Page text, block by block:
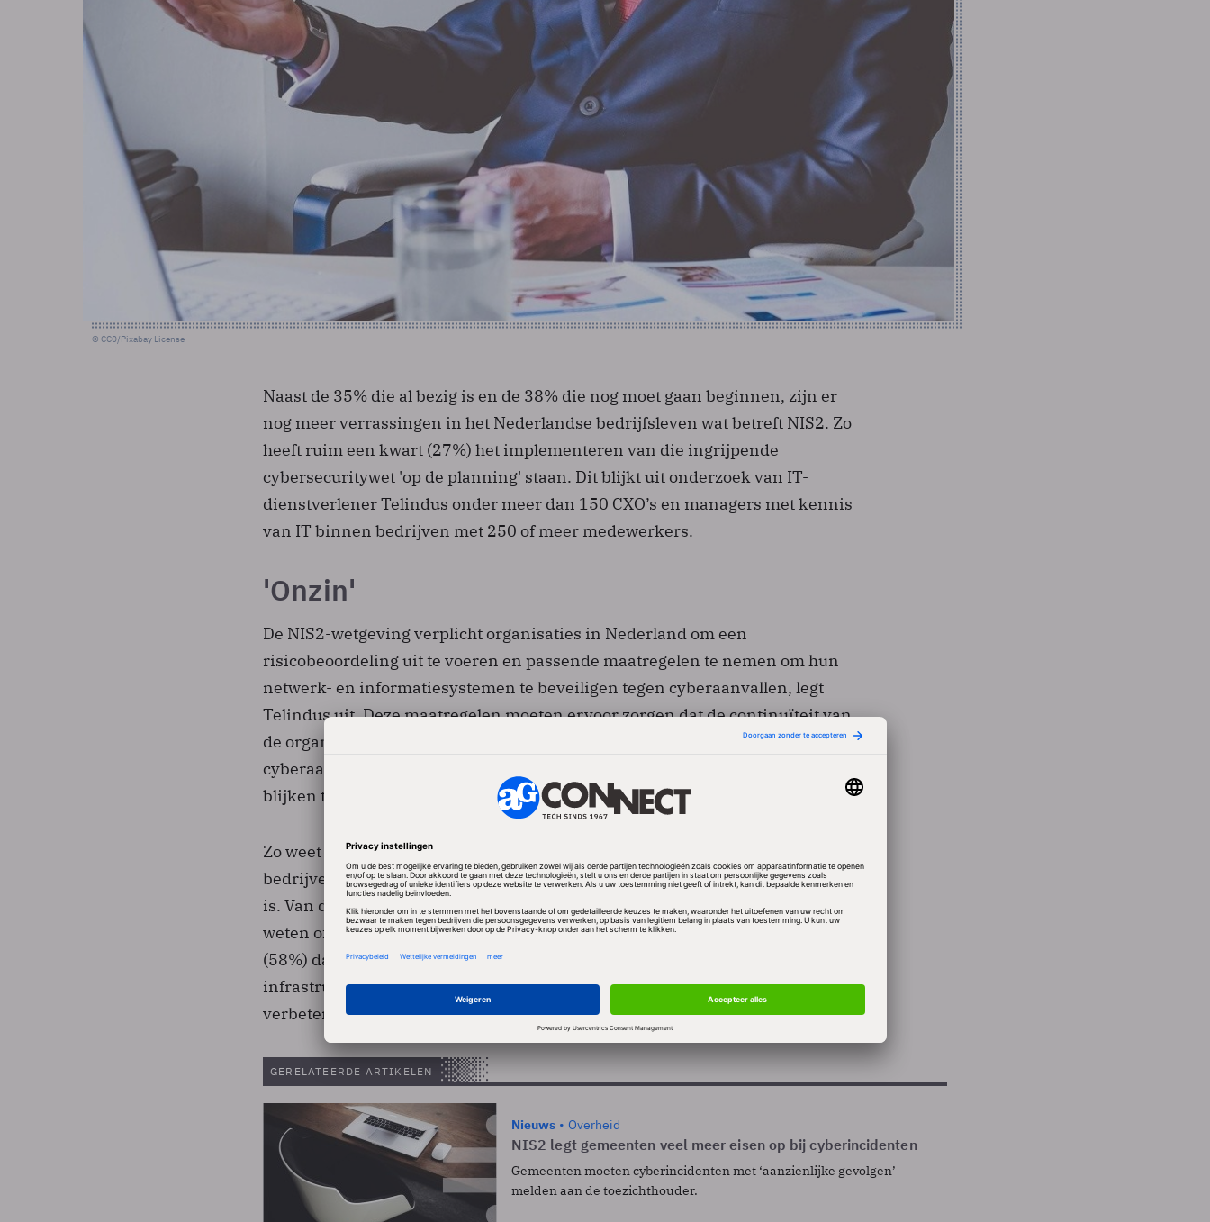
© CC0/Pixabay License
Naast de 35% die al bezig is en de 38% die nog moet gaan beginnen, zijn er
nog meer verrassingen in het Nederlandse bedrijfsleven wat betreft NIS2. Zo
heeft ruim een kwart (27%) het implementeren van die ingrijpende
cybersecuritywet 'op de planning' staan. Dit blijkt uit onderzoek van IT-
dienstverlener Telindus onder meer dan 150 CXO’s en managers met kennis
van IT binnen bedrijven met 250 of meer medewerkers.
'Onzin'
De NIS2-wetgeving verplicht organisaties in Nederland om een
risicobeoordeling uit te voeren en passende maatregelen te nemen om hun
netwerk- en informatiesystemen te beveiligen tegen cyberaanvallen, legt
Telindus uit. Deze maatregelen moeten ervoor zorgen dat de continuïteit van
de organisatie gewaarborgd blijft, ook wanneer er sprake is van een
cyberaanval. Praktisch probleem is dat veel bestuurders wat onwetend
blijken te zijn wat betreft NIS2.
Zo weet Telindus nu ook te melden dat bijna een derde (32%) van de
bedrijven denkt dat NIS2 onzin is. Zij denken dat hun beveiliging al op orde
is. Van de respondenten geeft ruim een derde (35%) aan dat ze niet zeker
weten of NIS2 verbeteringen oplevert. Daarnaast denkt ruim de helft
(58%) dat de richtlijn positieve gevolgen voor de beveiliging van kritieke
infrastructuren zal hebben. Een kleine groep (7%) denkt dat NIS2 géén
verbeteringen zal opleveren.
GERELATEERDE ARTIKELEN
Nieuws Overheid
NIS2 legt gemeenten veel meer eisen op bij cyberincidenten
Gemeenten moeten cyberincidenten met ‘aanzienlijke gevolgen’
melden aan de toezichthouder.